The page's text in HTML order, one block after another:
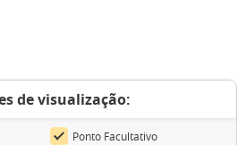
de visualização:
Ponto Facultativo